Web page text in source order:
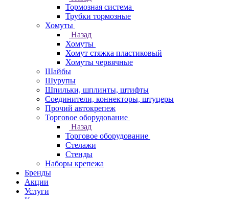
Тормозная система
Трубки тормозные
Хомуты
Назад
Хомуты
Хомут стяжка пластиковый
Хомуты червячные
Шайбы
Шурупы
Шпильки, шплинты, штифты
Соединители, коннекторы, штуцеры
Прочий автокрепеж
Торговое оборудование
Назад
Торговое оборудование
Стелажи
Стенды
Наборы крепежа
Бренды
Акции
Услуги